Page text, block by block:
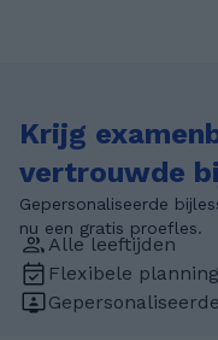
Krijg
vertrouwde
Gepersonaliseerde
nu een gratis proefles.
Alle leeftijden
Flexibele planning